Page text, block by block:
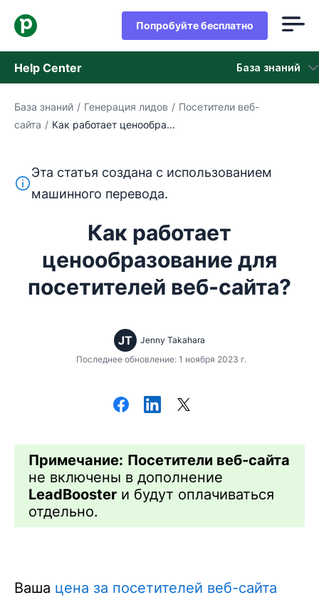
Попробуйте бесплатно
Help Center База знаний
База знаний
обращайтесь в службу поддержки
База знаний / Генерация лидов / Посетители веб-
сайта / Как работает ценообра...
Этот текст переведен с английского языка с
Эта статья создана с использованием
машинного перевода.
Как работает
ценообразование для
посетителей веб-сайта?
JT
Jenny Takahara
Последнее обновление: 1 ноября 2023 г.
Примечание: Посетители веб-сайта
не включены в дополнение
LeadBooster и будут оплачиваться
отдельно.
Ваша цена за посетителей веб-сайта